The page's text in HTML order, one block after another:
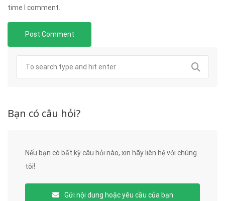
time I comment.
Bạn có câu hỏi?
Nếu bạn có bất kỳ câu hỏi nào, xin hãy liên hệ với chúng
tôi!
Gửi nội dung hoặc yêu cầu của bạn